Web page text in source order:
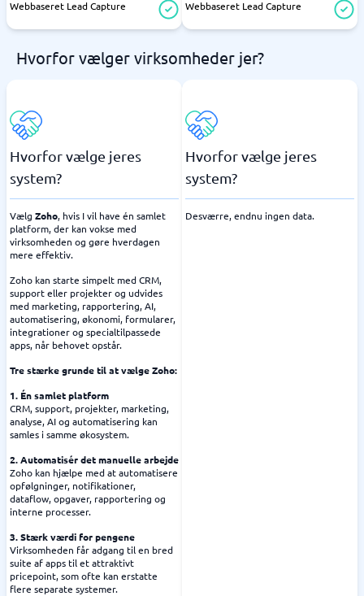
Webbaseret Lead Capture Webbaseret Lead Capture
Hvorfor vælger virksomheder jer?
Hvorfor vælge jeres
system?
Vælg Zoho, hvis I vil have én samlet
platform, der kan vokse med
virksomheden og gøre hverdagen
mere effektiv.
Zoho kan starte simpelt med CRM,
support eller projekter og udvides
med marketing, rapportering, AI,
automatisering, økonomi, formularer,
integrationer og specialtilpassede
apps, når behovet opstår.
Tre stærke grunde til at vælge Zoho:
1. Én samlet platform
CRM, support, projekter, marketing,
analyse, AI og automatisering kan
samles i samme økosystem.
2. Automatisér det manuelle arbejde
Zoho kan hjælpe med at automatisere
opfølgninger, notifikationer,
dataflow, opgaver, rapportering og
interne processer.
3. Stærk værdi for pengene
Virksomheden får adgang til en bred
suite af apps til et attraktivt
pricepoint, som ofte kan erstatte
flere separate systemer.
Hvorfor vælge jeres
system?
Desværre, endnu ingen data.